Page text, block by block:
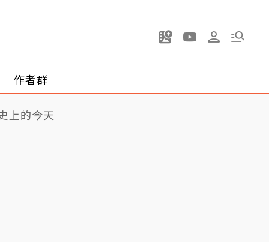
作者群
上的今天